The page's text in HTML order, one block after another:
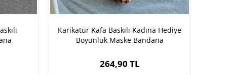
Karikatür Kafa Baskılı Kadına Hediye
Boyunluk Maske Bandana
264,90 TL